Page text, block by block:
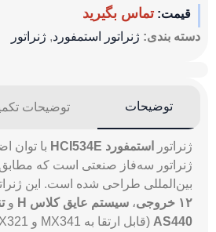
قیمت: تماس بگیرید
دسته بندی: ژنراتور استمفورد, ژنراتور
توضیحات توضیحات
ژنراتور استمفورد HCI534E با توان
ژنراتور سه‌فاز صنعتی است که مطابق
بین‌المللی طراحی شده است. این
۱۲ خروجی
، سیستم عایق کلاس H و
AS440